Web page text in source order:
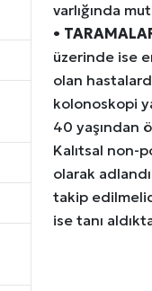
varlığında
•
üzerinde ise
olan
kolonoskopi
40 yaşından
Kalıtsal non-
olarak
takip
ise tanı